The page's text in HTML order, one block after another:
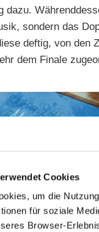
Cookies
um die
für soziale
Browser-
dazu.
sondern das
deftig, von den
dem Finale